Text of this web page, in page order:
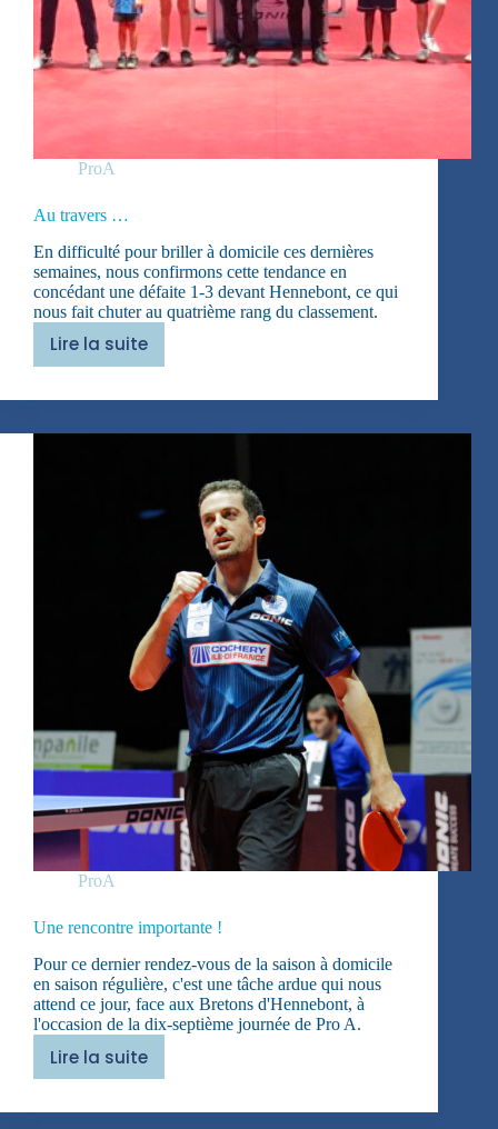
ProA
Au travers …
En difficulté pour briller à domicile ces dernières
semaines, nous confirmons cette tendance en
concédant une défaite 1-3 devant Hennebont, ce qui
nous fait chuter au quatrième rang du classement.
Lire la suite
Au
…
ProA
Une rencontre importante !
Pour ce dernier rendez-vous de la saison à domicile
en saison régulière, c'est une tâche ardue qui nous
attend ce jour, face aux Bretons d'Hennebont, à
l'occasion de la dix-septième journée de Pro A.
Lire la suite
Une
importante